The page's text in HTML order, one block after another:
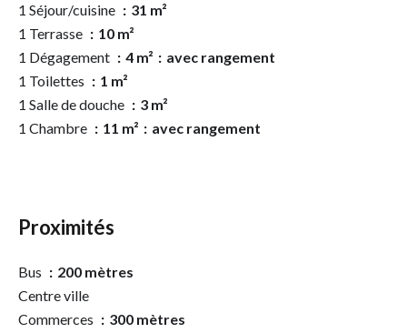
1 Séjour/cuisine
31 m²
1 Terrasse
10 m²
1 Dégagement
4 m²
avec rangement
1 Toilettes
1 m²
1 Salle de douche
3 m²
1 Chambre
11 m² avec rangement
Proximités
Bus
200 mètres
Centre ville
Commerces
300 mètres